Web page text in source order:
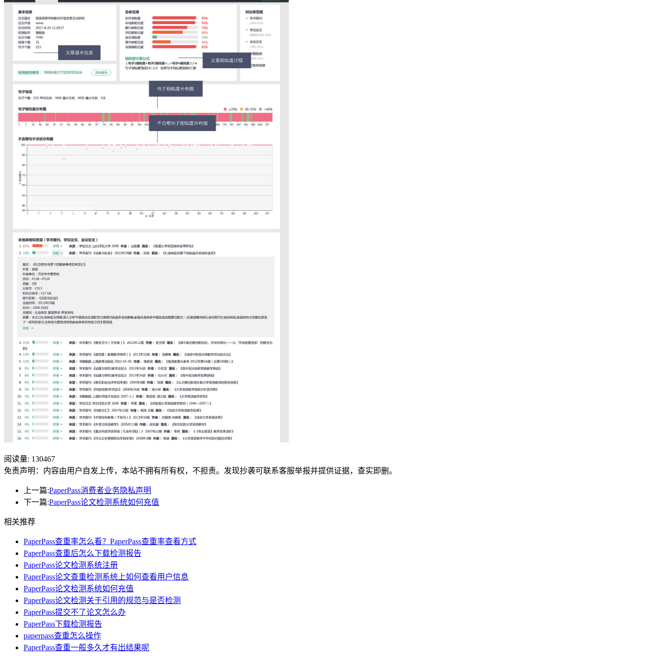
阅读量: 130467
免责声明：内容由用户自发上传，本站不拥有所有权，不担责。发现抄袭可联系客服举报并提供证据，查实即删。
上一篇:PaperPass消费者业务隐私声明
下一篇:PaperPass论文检测系统如何充值
相关推荐
PaperPass查重率怎么看？PaperPass查重率查看方式
PaperPass查重后怎么下载检测报告
PaperPass论文检测系统注册
PaperPass论文查重检测系统上如何查看用户信息
PaperPass论文检测系统如何充值
PaperPass论文检测关于引用的规范与是否检测
PaperPass提交不了论文怎么办
PaperPass下载检测报告
paperpass查重怎么操作
PaperPass查重一般多久才有出结果呢